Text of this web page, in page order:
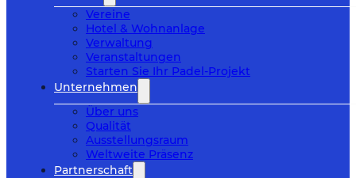
Vereine
Hotel & Wohnanlage
Verwaltung
Veranstaltungen
Starten Sie Ihr Padel-Projekt
Unternehmen
Über uns
Qualität
Ausstellungsraum
Weltweite Präsenz
Partnerschaft